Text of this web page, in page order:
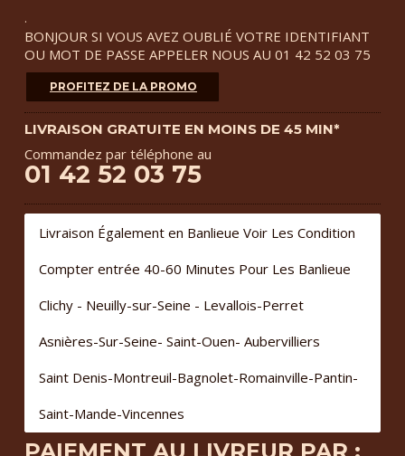
.
BONJOUR SI VOUS AVEZ OUBLIÉ VOTRE IDENTIFIANT
OU MOT DE PASSE APPELER NOUS AU 01 42 52 03 75
PROFITEZ DE LA PROMO
LIVRAISON GRATUITE EN MOINS DE 45 MIN*
Commandez par téléphone au
01 42 52 03 75
Livraison Également en Banlieue Voir Les Condition
Compter entrée 40-60 Minutes Pour Les Banlieue
Clichy - Neuilly-sur-Seine - Levallois-Perret
Asnières-Sur-Seine- Saint-Ouen- Aubervilliers
Saint Denis-Montreuil-Bagnolet-Romainville-Pantin-
Saint-Mande-Vincennes